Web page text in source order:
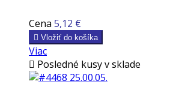
Cena 5,12 €
 Vložiť do košíka
Viac
 Posledné kusy v sklade